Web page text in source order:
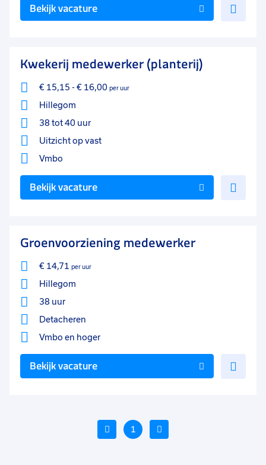
Bekijk vacature
Kwekerij medewerker (planterij)
€ 15,15 - € 16,00 per uur
Hillegom
38 tot 40 uur
Uitzicht op vast
Vmbo
Bekijk vacature
Groenvoorziening medewerker
€ 14,71 per uur
Hillegom
38 uur
Detacheren
Vmbo en hoger
Bekijk vacature
Vorige
1